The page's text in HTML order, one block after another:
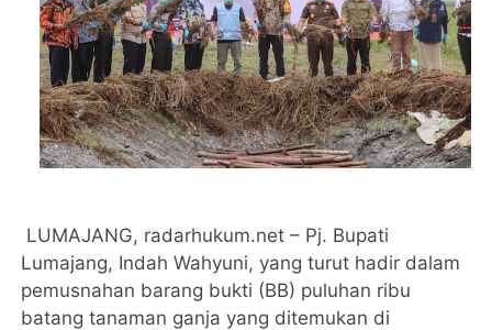
LUMAJANG, radarhukum.net – Pj. Bupati
Lumajang, Indah Wahyuni, yang turut hadir dalam
pemusnahan barang bukti (BB) puluhan ribu
batang tanaman ganja yang ditemukan di